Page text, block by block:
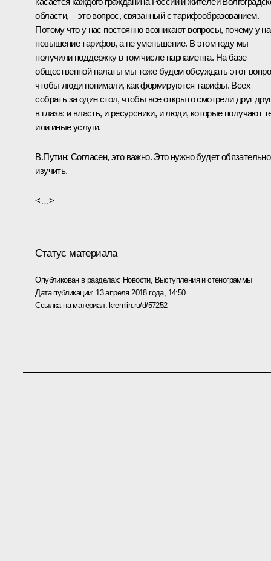
области, – это вопрос, связанный с тарифообразованием.
Потому что у нас постоянно возникают вопросы, почему у
повышение тарифов, а не уменьшение. В этом году мы
получили поддержку в том числе парламента. На базе
общественной палаты мы тоже будем обсуждать этот
чтобы люди понимали, как формируются тарифы. Всех
собрать за один стол, чтобы все открыто смотрели друг
в глаза: и власть, и ресурсники, и люди, которые получают
или иные услуги.
В.Путин: Согласен, это важно. Это нужно будет обязательно
изучить.
<…>
Статус материала
Опубликован в разделах: Новости, Выступления и стенограммы
Дата публикации: 13 апреля 2018 года, 14:50
Ссылка на материал: kremlin.ru/d/57252